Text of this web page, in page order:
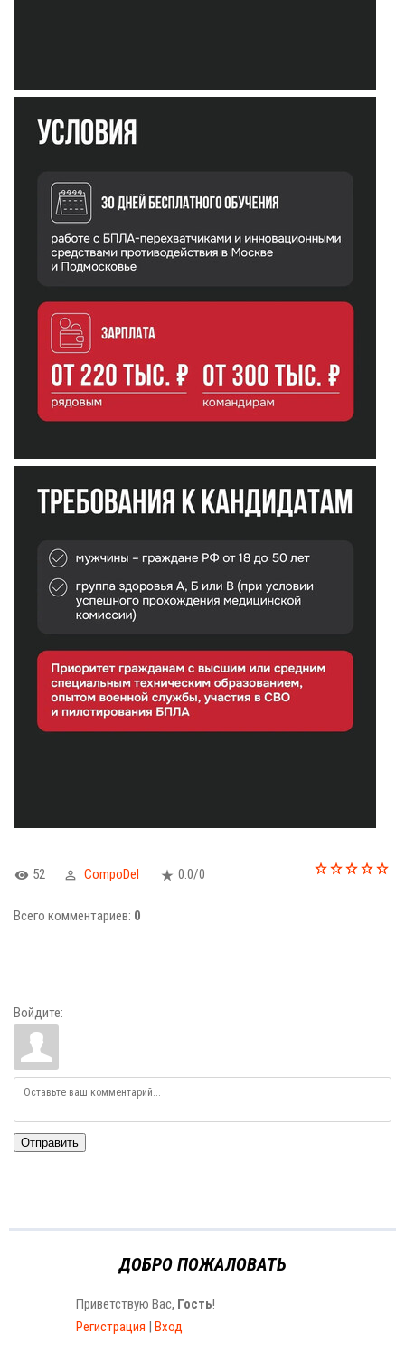
52 CompoDel 0.0/0
Всего комментариев: 0
Войдите:
Отправить
ДОБРО ПОЖАЛОВАТЬ
Приветствую Вас, Гость!
Регистрация | Вход